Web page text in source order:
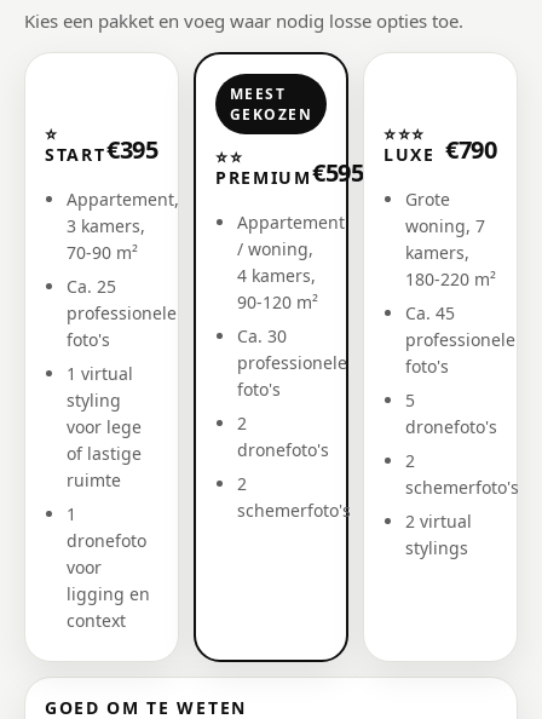
Kies een pakket en voeg waar nodig losse opties toe.
⭐
START€395
Appartement,
3 kamers,
70-90 m²
Ca. 25
professionele
foto's
1 virtual
styling
voor lege
of lastige
ruimte
1
dronefoto
voor
ligging en
context
MEEST
GEKOZEN
⭐⭐
PREMIUM€595
Appartement
/ woning,
4 kamers,
90-120 m²
Ca. 30
professionele
foto's
2
dronefoto's
2
schemerfoto's
⭐⭐⭐
LUXE €790
Grote
woning, 7
kamers,
180-220 m²
Ca. 45
professionele
foto's
5
dronefoto's
2
schemerfoto's
2 virtual
stylings
GOED OM TE WETEN